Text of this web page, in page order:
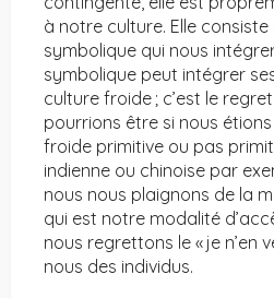
à notre culture. Elle
symbolique qui nous
symbolique peut intégrer
culture froide ; c’est le
pourrions être si nous
froide primitive ou pas
indienne ou chinoise par
nous nous plaignons de la
qui est notre modalité
nous regrettons le « je n’en
nous des individus.